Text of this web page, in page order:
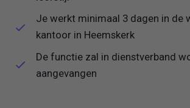
Je werkt minimaal 3 dagen in de
kantoor in Heemskerk
De functie zal in dienstverband
aangevangen